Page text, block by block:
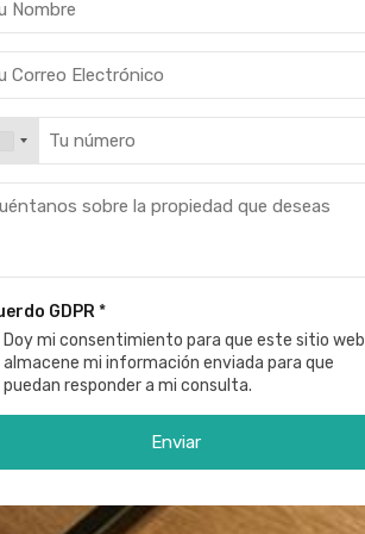
GDPR*
Doy mi consentimiento para que este sitio web
almacene mi información enviada para que
puedan responder a mi consulta.